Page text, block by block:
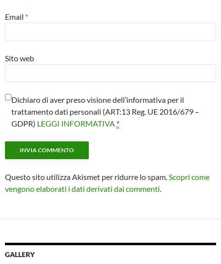
Email *
Sito web
Dichiaro di aver preso visione dell’informativa per il
trattamento dati personali (ART:13 Reg. UE 2016/679 –
GDPR) LEGGI INFORMATIVA *
Questo sito utilizza Akismet per ridurre lo spam.Scopri come
vengono elaborati i dati derivati dai commenti.
GALLERY